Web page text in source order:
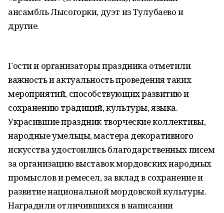
ансамбль Лысогорки, дуэт из Тулубаево и
другие.
Гости и организаторы праздника отметили
важность и актуальность проведения таких
мероприятий, способствующих развитию и
сохранению традиций, культуры, языка.
Украсившие праздник творческие коллективы,
народные умельцы, мастера декоративного
искусства удостоились благодарственных писем
за организацию выставок мордовских народных
промыслов и ремесел, за вклад в сохранение и
развитие национальной мордовской культуры.
Наградили отличившихся в написании